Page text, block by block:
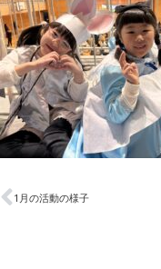
1月の活動の様子